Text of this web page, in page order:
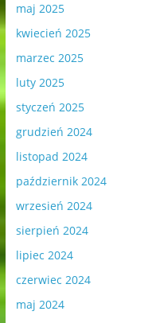
maj 2025
kwiecień 2025
marzec 2025
luty 2025
styczeń 2025
grudzień 2024
listopad 2024
październik 2024
wrzesień 2024
sierpień 2024
lipiec 2024
czerwiec 2024
maj 2024